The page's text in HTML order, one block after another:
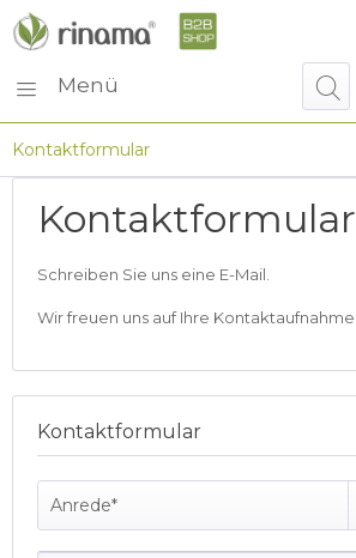
Menü
Kontaktformular
Kontaktformular
Schreiben Sie uns eine E-Mail.
Wir freuen uns auf Ihre Kontaktaufnahme.
Kontaktformular